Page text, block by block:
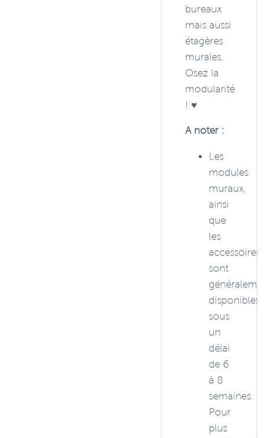
bureaux
mais aussi
étagères
murales.
Osez la
modularité
! ♥️
A noter :
Les
modules
muraux,
ainsi
que
les
accessoires,
sont
disponibles
sous
un
délai
de 6
à 8
semaines.
Pour
plus